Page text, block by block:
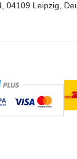
04109 Leipzig,